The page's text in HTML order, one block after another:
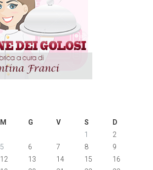
M G V S
D
1
2
5 6 7 8
9
12 13 14 15
16